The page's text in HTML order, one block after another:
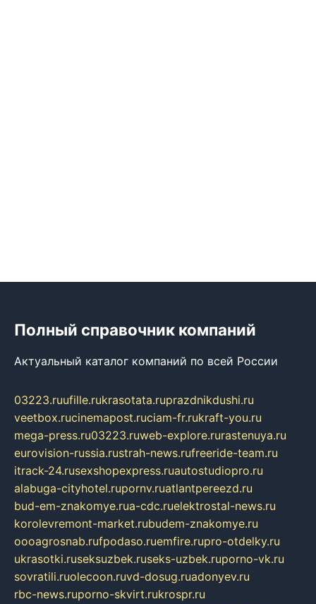
Полный справочник компаний
Актуальный каталог компаний по всей России
03223.ruufille.rukrasotata.ruprazdnikdushi.ru
veetbox.rucinemapost.ruciam-fr.rukraft-you.ru
mega-press.ru03223.ruweb-explore.rurastenuya.ru
eurovision-russia.rustrah-news.rufreeride-team.ru
itrack-24.rusexshopexpress.ruautostudiopro.ru
alabuga-cityhotel.rupornv.ruatlantpereezd.ru
bud-em-znakomye.rua-cdc.ruelektrostal-news.ru
korolevremont-market.rubudem-znakomye.ru
oooagrosnab.rufpodaso.ruemfire.rupro-otdelky.ru
ukrasotki.ruseksuzbek.ruseks-uzbek.ruporno-vk.ru
sovratili.ruolecoon.ruvd-dosug.ruadonyev.ru
rbc-news.ruporno-skvirt.rukrospr.ru